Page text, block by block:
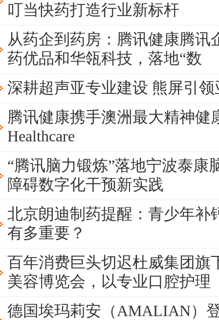
叮当快药打造行业新标杆
从药企到药房：腾讯健康腾讯
药优品和华瓴科技，落地“数
深耕超声亚专业建设 熊屏引
腾讯健康携手澳洲最大精神健
Healthcare
“腾讯脑力锻炼”落地宁波泰康
障碍数字化干预新实践
北京朗迪制药提醒：青少年补
有多重要？
百年消费巨头切迟杜威集团旗
美容博览会，以专业口腔护理
德国埃玛莉安（AMALIAN）